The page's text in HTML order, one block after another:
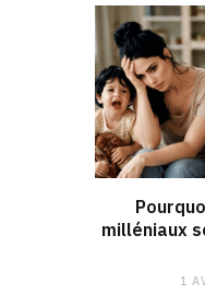
milléniaux
1